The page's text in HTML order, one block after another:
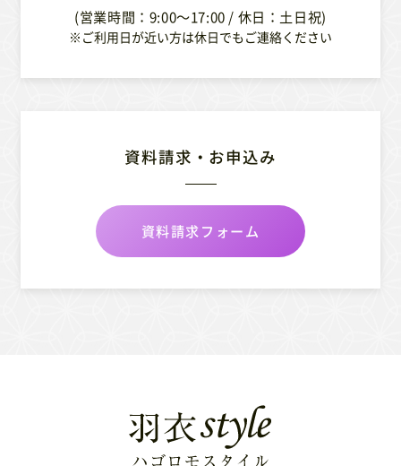
(営業時間：9:00〜17:00 / 休日：土日祝)
※ご利用日が近い方は休日でもご連絡ください
資料請求・お申込み
資料請求フォーム